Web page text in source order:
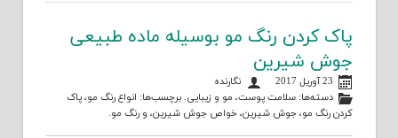
پاک کردن رنگ مو بوسیله ماده طبیعی
جوش شیرین
23 آوریل 2017
نگارنده
دسته‌ها:سلامت پوست، مو و زیبایی. برچسب‌ها: انواع رنگ مو،پاک
کردن رنگ مو، جوش شیرین، خواص جوش شیرین، و رنگ مو.